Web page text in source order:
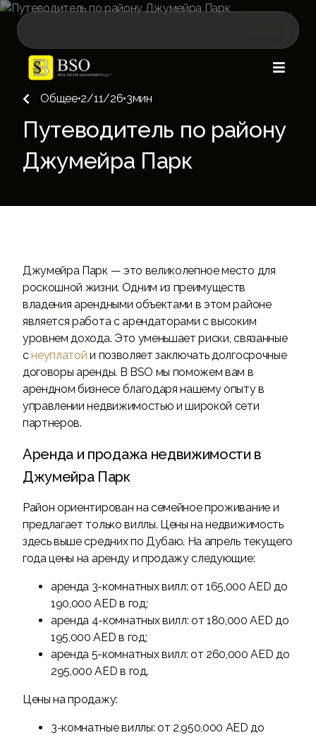

Общее•2/11/26•3мин
Путеводитель по району
Джумейра Парк
Джумейра Парк — это великолепное место для
роскошной жизни. Одним из преимуществ
владения арендными объектами в этом районе
является работа с арендаторами с высоким
уровнем дохода. Это уменьшает риски, связанные
снеуплатой и позволяет заключать долгосрочные
договоры аренды. В BSO мы поможем вам в
арендном бизнесе благодаря нашему опыту в
управлении недвижимостью и широкой сети
партнеров.
Аренда и продажа недвижимости в
Джумейра Парк
Район ориентирован на семейное проживание и
предлагает только виллы. Цены на недвижимость
здесь выше средних по Дубаю. На апрель текущего
года цены на аренду и продажу следующие:
аренда 3-комнатных вилл: от 165,000 AED до
190,000 AED в год;
аренда 4-комнатных вилл: от 180,000 AED до
195,000 AED в год;
аренда 5-комнатных вилл: от 260,000 AED до
295,000 AED в год.
Цены на продажу:
3-комнатные виллы: от 2,950,000 AED до